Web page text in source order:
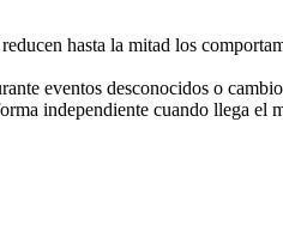
hasta la mitad los
eventos desconocidos o
independiente cuando llega el